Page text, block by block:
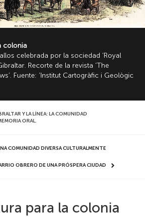
colonia
celebrada por la sociedad ‘Royal
Recorte de la revista ‘The
Fuente: ‘Institut Cartogràfic i Geològic
Y LA LÍNEA: LA COMUNIDAD
ORAL,
COMUNIDAD DIVERSA CULTURALMENTE
OBRERO DE UNA PRÓSPERA CIUDAD
para la colonia